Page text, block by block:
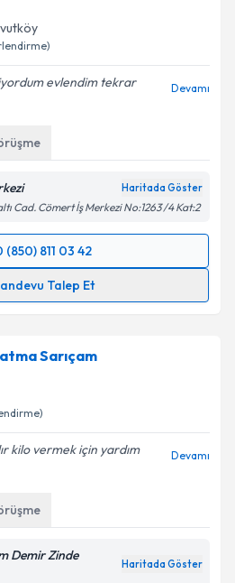
evlendim tekrar
Devamı
Haritada Göster
Cad. Cömert İş Merkezi No:1263 /4 Kat:2
(850) 811 03 42
Talep Et
Talebi
ile bilgilendireceğiz.
kabul ediyorum.
Talebini Gönder
Sarıçam
kilo vermek için yardım
Devamı
Demir Zinde
Haritada Göster